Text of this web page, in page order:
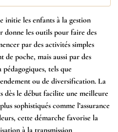
initie les enfants à la gestion
donne les outils pour faire des
par des activités simples
de poche, mais aussi par des
pédagogiques, tels que
ou de diversification. La
dès le début facilite une meilleure
sophistiqués comme l’assurance
cette démarche favorise la
à la transmission